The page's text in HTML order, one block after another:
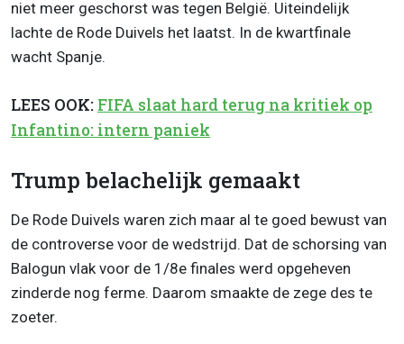
niet meer geschorst was tegen België. Uiteindelijk
lachte de Rode Duivels het laatst. In de kwartfinale
wacht Spanje.
LEES OOK: FIFA slaat hard terug na kritiek op
Infantino: intern paniek
Trump belachelijk gemaakt
De Rode Duivels waren zich maar al te goed bewust van
de controverse voor de wedstrijd. Dat de schorsing van
Balogun vlak voor de 1/8e finales werd opgeheven
zinderde nog ferme. Daarom smaakte de zege des te
zoeter.